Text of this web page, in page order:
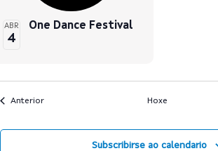
ABR
4
One Dance Festival
Anterior Hoxe
Subscribirse ao calendario